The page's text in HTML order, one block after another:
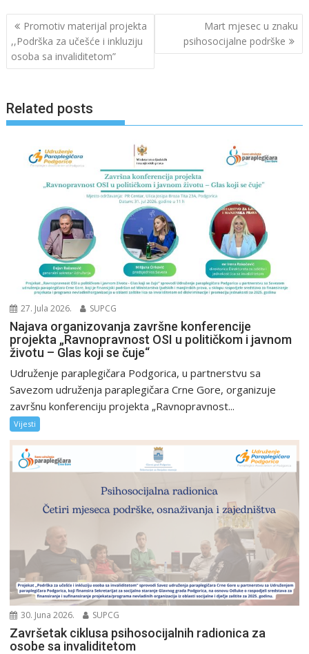
b
o
o
e
dI
n
Navigacija
članaka
Promotiv materijal projekta
,,Podrška za učešće i inkluziju
osoba sa invaliditetom”
Mart mjesec u znaku
psihosocijalne podrške
Related posts
27. Jula 2026. SUPCG
Najava organizovanja završne konferencije
projekta „Ravnopravnost OSI u političkom i javnom
životu – Glas koji se čuje“
Udruženje paraplegičara Podgorica, u partnerstvu sa
Savezom udruženja paraplegičara Crne Gore, organizuje
završnu konferenciju projekta „Ravnopravnost...
Vijesti
30. Juna 2026. SUPCG
Završetak ciklusa psihosocijalnih radionica za
osobe sa invaliditetom